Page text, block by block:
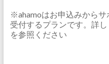
※ahamoはお申込みから
受付するプランです。詳
を参照ください